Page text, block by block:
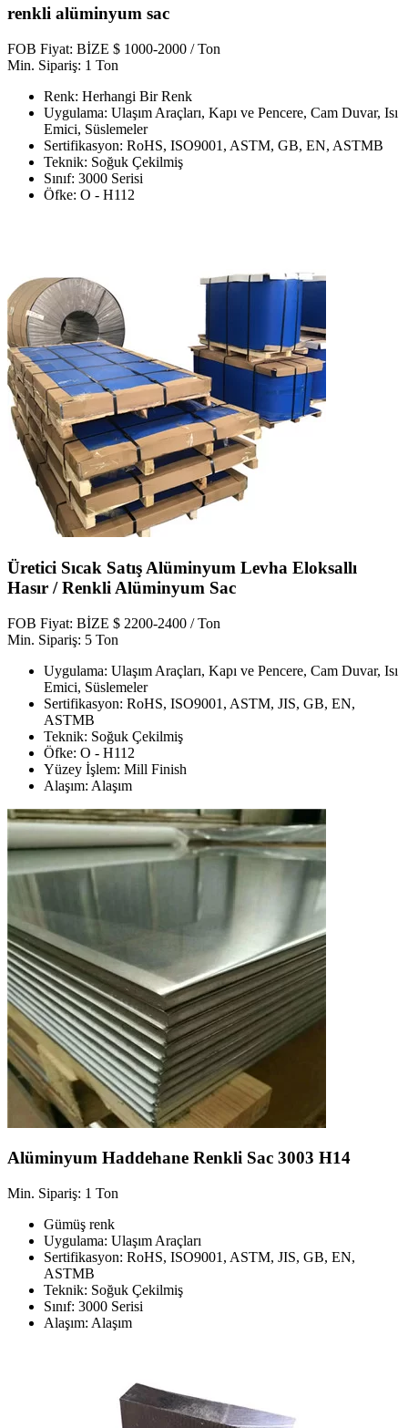
renkli alüminyum sac
FOB Fiyat: BİZE $ 1000-2000 / Ton
Min. Sipariş: 1 Ton
Renk: Herhangi Bir Renk
Uygulama: Ulaşım Araçları, Kapı ve Pencere, Cam Duvar, Isı
Emici, Süslemeler
Sertifikasyon: RoHS, ISO9001, ASTM, GB, EN, ASTMB
Teknik: Soğuk Çekilmiş
Sınıf: 3000 Serisi
Öfke: O - H112
Üretici Sıcak Satış Alüminyum Levha Eloksallı
Hasır / Renkli Alüminyum Sac
FOB Fiyat: BİZE $ 2200-2400 / Ton
Min. Sipariş: 5 Ton
Uygulama: Ulaşım Araçları, Kapı ve Pencere, Cam Duvar, Isı
Emici, Süslemeler
Sertifikasyon: RoHS, ISO9001, ASTM, JIS, GB, EN,
ASTMB
Teknik: Soğuk Çekilmiş
Öfke: O - H112
Yüzey İşlem: Mill Finish
Alaşım: Alaşım
Alüminyum Haddehane Renkli Sac 3003 H14
Min. Sipariş: 1 Ton
Gümüş renk
Uygulama: Ulaşım Araçları
Sertifikasyon: RoHS, ISO9001, ASTM, JIS, GB, EN,
ASTMB
Teknik: Soğuk Çekilmiş
Sınıf: 3000 Serisi
Alaşım: Alaşım